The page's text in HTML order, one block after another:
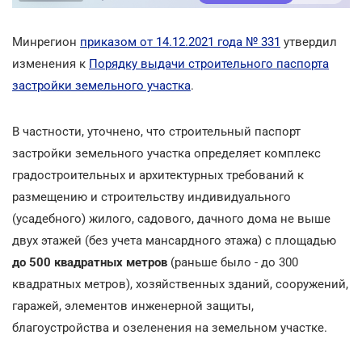
Минрегион приказом от 14.12.2021 года № 331 утвердил
изменения к Порядку выдачи строительного паспорта
застройки земельного участка.
В частности, уточнено, что строительный паспорт
застройки земельного участка определяет комплекс
градостроительных и архитектурных требований к
размещению и строительству индивидуального
(усадебного) жилого, садового, дачного дома не выше
двух этажей (без учета мансардного этажа) с площадью
до 500 квадратных метров (раньше было - до 300
квадратных метров), хозяйственных зданий, сооружений,
гаражей, элементов инженерной защиты,
благоустройства и озеленения на земельном участке.